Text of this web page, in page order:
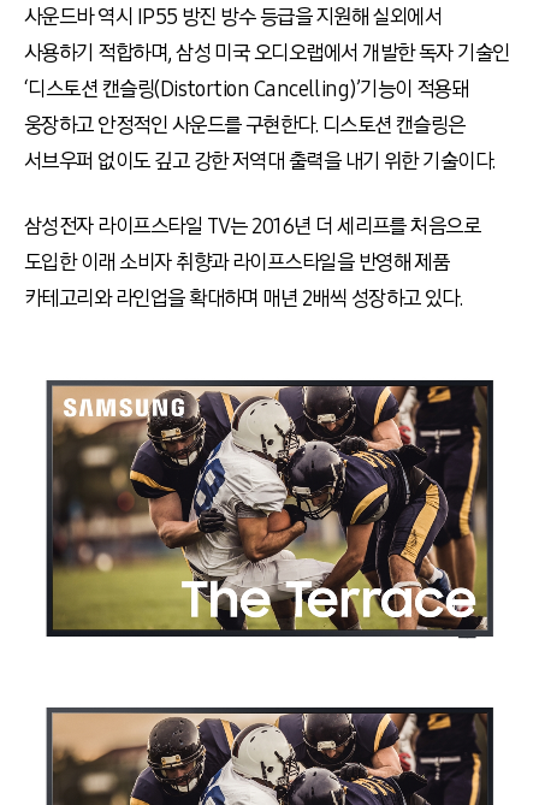
사운드바 역시 IP55 방진 방수 등급을 지원해 실외에서
사용하기 적합하며, 삼성 미국 오디오랩에서 개발한 독자 기술인
‘디스토션 캔슬링(Distortion Cancelling)’기능이 적용돼
웅장하고 안정적인 사운드를 구현한다. 디스토션 캔슬링은
서브우퍼 없이도 깊고 강한 저역대 출력을 내기 위한 기술이다.
삼성전자 라이프스타일 TV는 2016년 더 세리프를 처음으로
도입한 이래 소비자 취향과 라이프스타일을 반영해 제품
카테고리와 라인업을 확대하며 매년 2배씩 성장하고 있다.